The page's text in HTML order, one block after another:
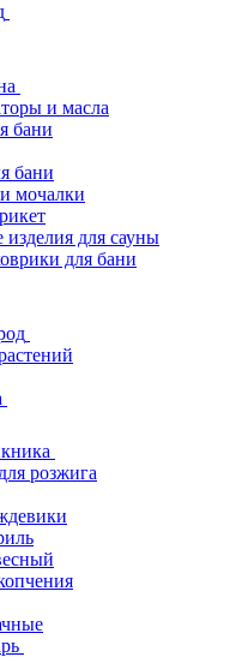
и масла
бани
бани
мочалки
для сауны
для бани
розжига